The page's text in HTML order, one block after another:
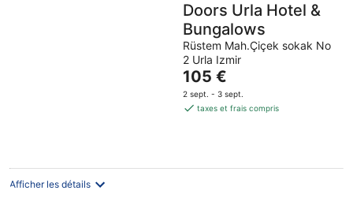
Doors Urla Hotel &
Bungalows
Rüstem Mah.Çiçek sokak No
2 Urla Izmir
Le
prix
est
nuit
105 €
2 sept. - 3 sept.
taxes et frais compris
Afficher les détails